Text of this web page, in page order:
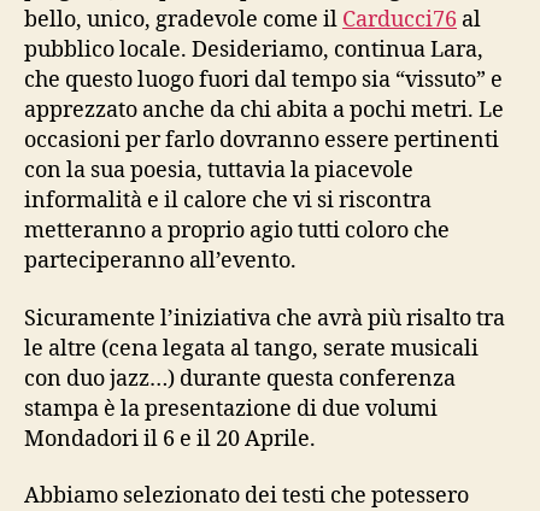
bello, unico, gradevole come il Carducci76 al
pubblico locale. Desideriamo, continua Lara,
che questo luogo fuori dal tempo sia “vissuto” e
apprezzato anche da chi abita a pochi metri. Le
occasioni per farlo dovranno essere pertinenti
con la sua poesia, tuttavia la piacevole
informalità e il calore che vi si riscontra
metteranno a proprio agio tutti coloro che
parteciperanno all’evento.
Sicuramente l’iniziativa che avrà più risalto tra
le altre (cena legata al tango, serate musicali
con duo jazz…) durante questa conferenza
stampa è la presentazione di due volumi
Mondadori il 6 e il 20 Aprile.
Abbiamo selezionato dei testi che potessero